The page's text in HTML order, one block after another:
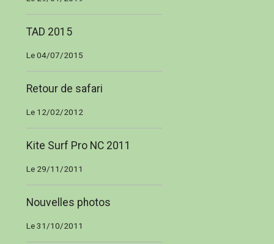
TAD 2015
Le 04/07/2015
Retour de safari
Le 12/02/2012
Kite Surf Pro NC 2011
Le 29/11/2011
Nouvelles photos
Le 31/10/2011